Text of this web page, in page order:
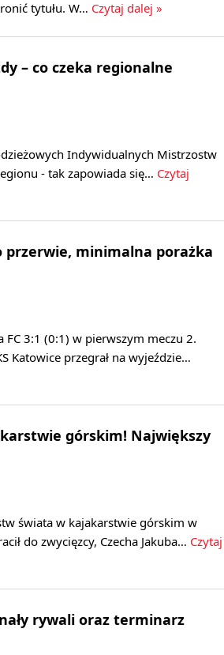
tytułu. W… Czytaj dalej »
– co czeka regionalne
Indywidualnych Mistrzostw
- tak zapowiada się… Czytaj
przerwie, minimalna porażka
FC 3:1 (0:1) w pierwszym meczu 2.
Katowice przegrał na wyjeździe…
górskim! Największy
świata w kajakarstwie górskim w
do zwycięzcy, Czecha Jakuba… Czytaj
rywali oraz terminarz